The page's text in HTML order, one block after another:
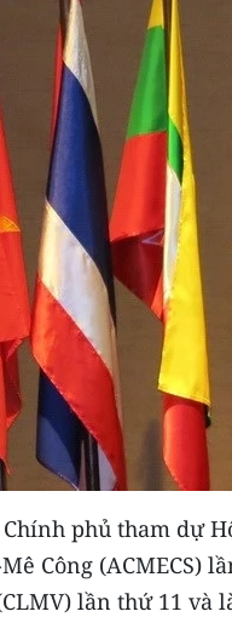
phủ tham dự
Công (ACMECS)
lần thứ 11